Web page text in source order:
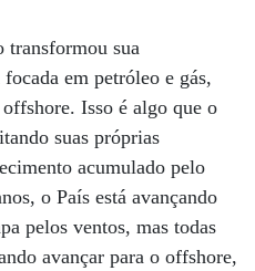
transformou sua
em petróleo e gás,
Isso é algo que o
suas próprias
acumulado pelo
o País está avançando
pelos ventos, mas todas
avançar para o offshore,